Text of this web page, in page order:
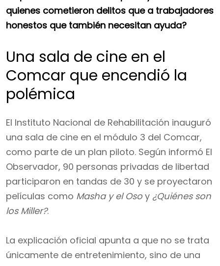
quienes cometieron delitos que a trabajadores
honestos que también necesitan ayuda?
Una sala de cine en el
Comcar que encendió la
polémica
El Instituto Nacional de Rehabilitación inauguró
una sala de cine en el módulo 3 del Comcar,
como parte de un plan piloto. Según informó El
Observador, 90 personas privadas de libertad
participaron en tandas de 30 y se proyectaron
películas como Masha y el Oso y ¿Quiénes son
los Miller?.
La explicación oficial apunta a que no se trata
únicamente de entretenimiento, sino de una